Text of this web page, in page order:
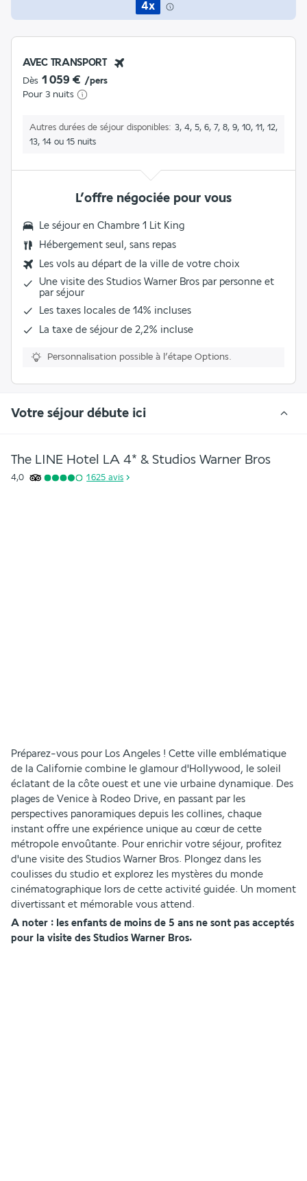
4x
AVEC TRANSPORT
Dès 1 059 € /pers
Pour 3 nuits
Autres durées de séjour disponibles
3, 4, 5, 6, 7, 8, 9, 10, 11, 12,
13, 14 ou 15 nuits
L’offre négociée pour vous
Le séjour en Chambre 1 Lit King
Hébergement seul, sans repas
Les vols au départ de la ville de votre choix
Une visite des Studios Warner Bros par personne et
par séjour
Les taxes locales de 14% incluses
La taxe de séjour de 2,2% incluse
Personnalisation possible à l’étape Options.
Votre séjour débute ici
The LINE Hotel LA 4* & Studios Warner Bros
4,0 1 625 avis
Préparez-vous pour Los Angeles ! Cette ville emblématique
de la Californie combine le glamour d'Hollywood, le soleil
éclatant de la côte ouest et une vie urbaine dynamique. Des
plages de Venice à Rodeo Drive, en passant par les
perspectives panoramiques depuis les collines, chaque
instant offre une expérience unique au cœur de cette
métropole envoûtante. Pour enrichir votre séjour, profitez
d'une visite des Studios Warner Bros. Plongez dans les
coulisses du studio et explorez les mystères du monde
cinématographique lors de cette activité guidée. Un moment
divertissant et mémorable vous attend.
A noter : les enfants de moins de 5 ans ne sont pas acceptés
pour la visite des Studios Warner Bros.